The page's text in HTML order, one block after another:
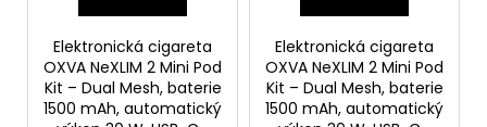
Elektronická cigareta
OXVA NeXLIM 2 Mini Pod
Kit – Dual Mesh, baterie
1500 mAh, automatický
Elektronická cigareta
OXVA NeXLIM 2 Mini Pod
Kit – Dual Mesh, baterie
1500 mAh, automatický